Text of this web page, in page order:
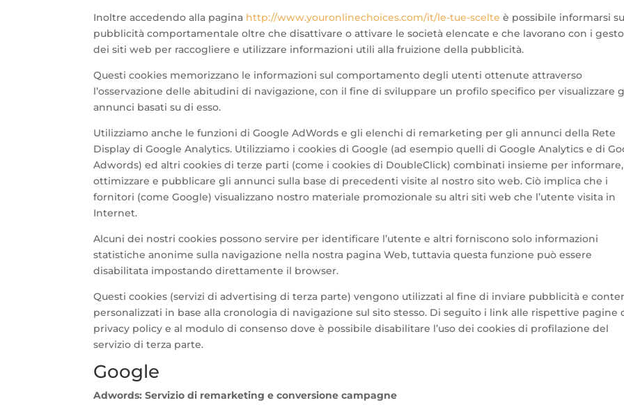
Inoltre accedendo alla pagina http://www.youronlinechoices.com/it/le-tue-scelte è possibile informarsi
pubblicità comportamentale oltre che disattivare o attivare le società elencate e che lavorano con i
dei siti web per raccogliere e utilizzare informazioni utili alla fruizione della pubblicità.
Questi cookies memorizzano le informazioni sul comportamento degli utenti ottenute attraverso
l’osservazione delle abitudini di navigazione, con il fine di sviluppare un profilo specifico per visualizzare
annunci basati su di esso.
Utilizziamo anche le funzioni di Google AdWords e gli elenchi di remarketing per gli annunci della Rete
Display di Google Analytics. Utilizziamo i cookies di Google (ad esempio quelli di Google Analytics e di
Adwords) ed altri cookies di terze parti (come i cookies di DoubleClick) combinati insieme per informare,
ottimizzare e pubblicare gli annunci sulla base di precedenti visite al nostro sito web. Ciò implica che i
fornitori (come Google) visualizzano nostro materiale promozionale su altri siti web che l’utente visita in
Internet.
Alcuni dei nostri cookies possono servire per identificare l’utente e altri forniscono solo informazioni
statistiche anonime sulla navigazione nella nostra pagina Web, tuttavia questa funzione può essere
disabilitata impostando direttamente il browser.
Questi cookies (servizi di advertising di terza parte) vengono utilizzati al fine di inviare pubblicità e
personalizzati in base alla cronologia di navigazione sul sito stesso. Di seguito i link alle rispettive pagine
privacy policy e al modulo di consenso dove è possibile disabilitare l’uso dei cookies di profilazione del
servizio di terza parte.
Google
Adwords: Servizio di remarketing e conversione campagne